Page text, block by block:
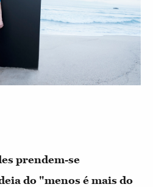
prendem-se
do "menos é mais do